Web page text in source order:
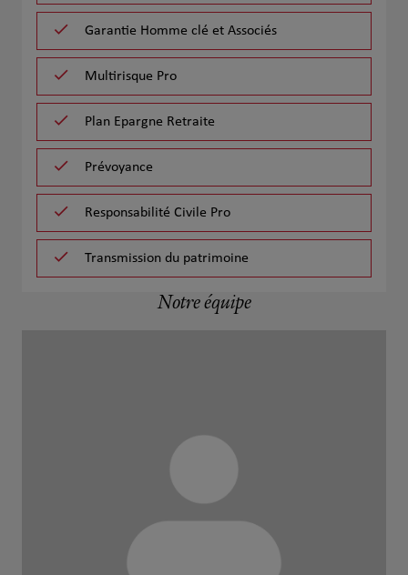
Garantie Homme clé et Associés
Multirisque Pro
Plan Epargne Retraite
Prévoyance
Responsabilité Civile Pro
Transmission du patrimoine
Notre équipe